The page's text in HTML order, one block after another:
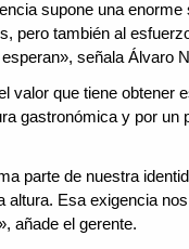
supone una
pero también al
señala Álvaro
valor que tiene obtener
gastronómica y por un
parte de nuestra
Esa exigencia
añade el gerente.